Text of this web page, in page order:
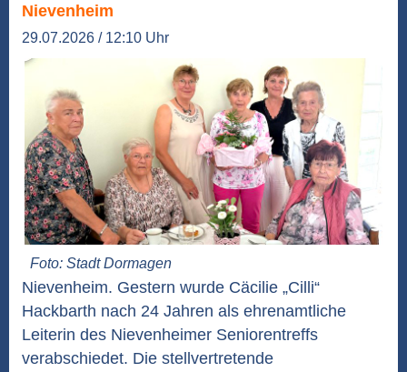
Nievenheim
29.07.2026 / 12:10 Uhr
Foto: Stadt Dormagen
Nievenheim. Gestern wurde Cäcilie „Cilli“
Hackbarth nach 24 Jahren als ehrenamtliche
Leiterin des Nievenheimer Seniorentreffs
verabschiedet. Die stellvertretende